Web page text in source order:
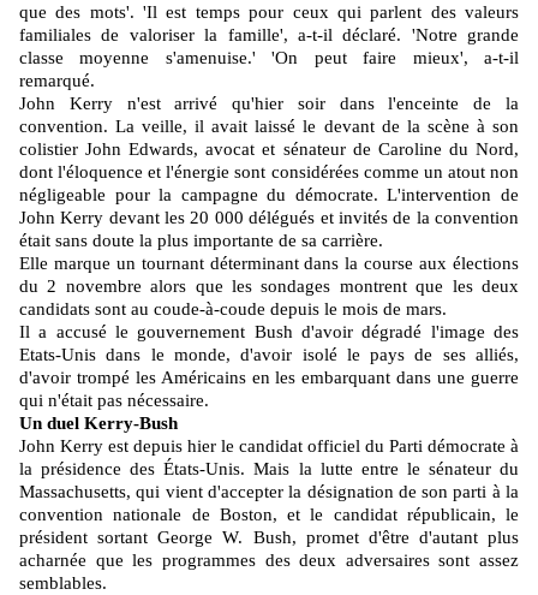
que des mots'. 'Il est temps pour ceux qui parlent des valeurs
familiales de valoriser la famille', a-t-il déclaré. 'Notre grande
classe moyenne s'amenuise.' 'On peut faire mieux', a-t-il
remarqué.
John Kerry n'est arrivé qu'hier soir dans l'enceinte de la
convention. La veille, il avait laissé le devant de la scène à son
colistier John Edwards, avocat et sénateur de Caroline du Nord,
dont l'éloquence et l'énergie sont considérées comme un atout non
négligeable pour la campagne du démocrate. L'intervention de
John Kerry devant les 20 000 délégués et invités de la convention
était sans doute la plus importante de sa carrière.
Elle marque un tournant déterminant dans la course aux élections
du 2 novembre alors que les sondages montrent que les deux
candidats sont au coude-à-coude depuis le mois de mars.
Il a accusé le gouvernement Bush d'avoir dégradé l'image des
Etats-Unis dans le monde, d'avoir isolé le pays de ses alliés,
d'avoir trompé les Américains en les embarquant dans une guerre
qui n'était pas nécessaire.
Un duel Kerry-Bush
John Kerry est depuis hier le candidat officiel du Parti démocrate à
la présidence des États-Unis. Mais la lutte entre le sénateur du
Massachusetts, qui vient d'accepter la désignation de son parti à la
convention nationale de Boston, et le candidat républicain, le
président sortant George W. Bush, promet d'être d'autant plus
acharnée que les programmes des deux adversaires sont assez
semblables.